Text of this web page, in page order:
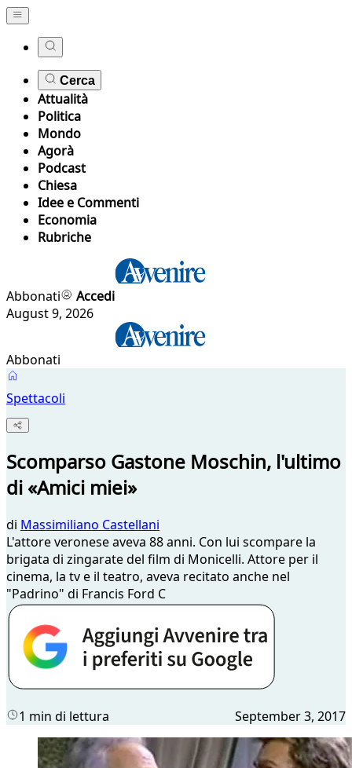
Cerca
Attualità
Politica
Mondo
Agorà
Podcast
Chiesa
Idee e Commenti
Economia
Rubriche
Abbonati
Accedi
August 9, 2026
Abbonati
Spettacoli
Scomparso Gastone Moschin, l'ultimo
di «Amici miei»
di Massimiliano Castellani
L'attore veronese aveva 88 anni. Con lui scompare la
brigata di zingarate del film di Monicelli. Attore per il
cinema, la tv e il teatro, aveva recitato anche nel
"Padrino" di Francis Ford C
1 min di lettura September 3, 2017